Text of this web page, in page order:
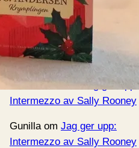
Bokblommaom
Martin Fabianom Hej då
Boktipset!
Bokblomma om Jag ger upp:
Intermezzo av Sally Rooney
Gunillaom Jag ger upp:
Intermezzo av Sally Rooney